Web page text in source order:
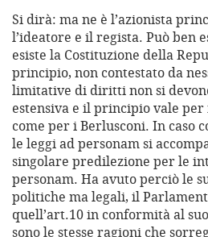
Si dirà: ma ne è l’azionista
l’ideatore e il regista. Può ben
esiste la Costituzione della
principio, non contestato da
limitative di diritti non si
estensiva e il principio vale
come per i Berlusconi. In caso
le leggi ad personam si
singolare predilezione per le
personam. Ha avuto perciò le
politiche ma legali, il
quell’art.10 in conformità al
sono le stesse ragioni che